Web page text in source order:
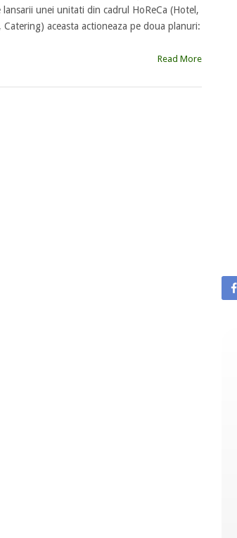
lansarii unei unitati din cadrul HoReCa (Hotel,
Catering) aceasta actioneaza pe doua planuri:
Read More